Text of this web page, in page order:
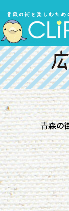
青森の